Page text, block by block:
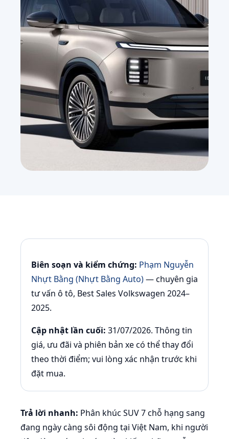
Biên soạn và kiểm chứng: Phạm Nguyễn
Nhựt Bằng (Nhựt Bằng Auto)— chuyên gia
tư vấn ô tô, Best Sales Volkswagen 2024–
2025.
Cập nhật lần cuối: 31/07/2026. Thông tin
giá, ưu đãi và phiên bản xe có thể thay đổi
theo thời điểm; vui lòng xác nhận trước khi
đặt mua.
Trả lời nhanh: Phân khúc SUV 7 chỗ hạng sang
đang ngày càng sôi động tại Việt Nam, khi người